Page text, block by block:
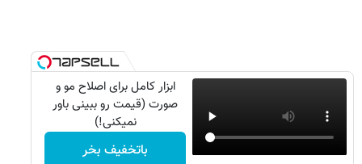
ابزار کامل برای اصلاح مو و
صورت (قیمت رو ببینی باور
نمیکنی!)
باتخفیف بخر